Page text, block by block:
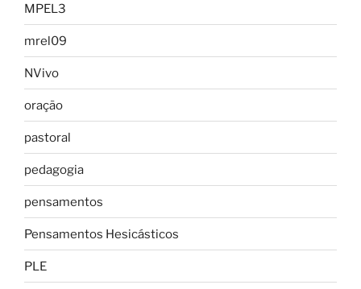
MPEL3
mrel09
NVivo
oração
pastoral
pedagogia
pensamentos
Pensamentos Hesicásticos
PLE